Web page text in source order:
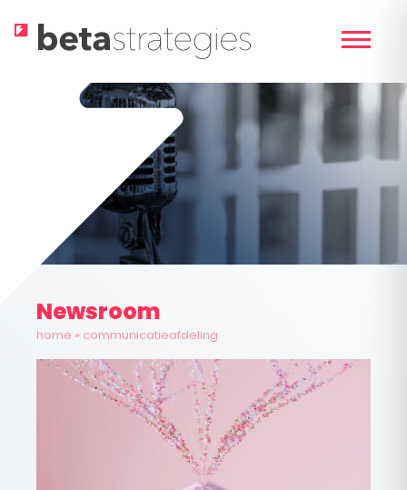
Newsroom
home » communicatieafdeling